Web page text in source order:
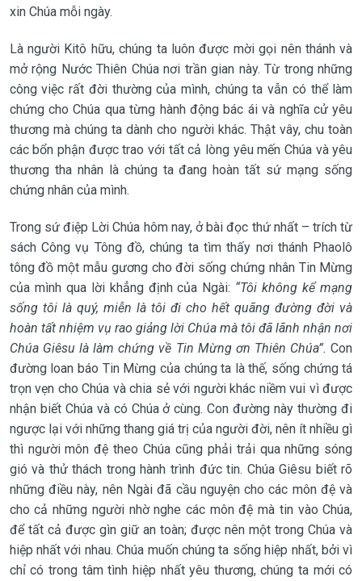
xin Chúa mỗi ngày.
Là người Kitô hữu, chúng ta luôn được mời gọi nên thánh và
mở rộng Nước Thiên Chúa nơi trần gian này. Từ trong những
công việc rất đời thường của mình, chúng ta vẫn có thể làm
chứng cho Chúa qua từng hành động bác ái và nghĩa cử yêu
thương mà chúng ta dành cho người khác. Thật vây, chu toàn
các bổn phận được trao với tất cả lòng yêu mến Chúa và yêu
thương tha nhân là chúng ta đang hoàn tất sứ mạng sống
chứng nhân của mình.
Trong sứ điệp Lời Chúa hôm nay, ở bài đọc thứ nhất – trích từ
sách Công vụ Tông đồ, chúng ta tìm thấy nơi thánh Phaolô
tông đồ một mẫu gương cho đời sống chứng nhân Tin Mừng
của mình qua lời khẳng định của Ngài: “Tôi không kể mạng
sống tôi là quý, miễn là tôi đi cho hết quãng đường đời và
hoàn tất nhiệm vụ rao giảng lời Chúa mà tôi đã lãnh nhận nơi
Chúa Giêsu là làm chứng về Tin Mừng ơn Thiên Chúa”. Con
đường loan báo Tin Mừng của chúng ta là thế, sống chứng tá
trọn vẹn cho Chúa và chia sẻ với người khác niềm vui vì được
nhận biết Chúa và có Chúa ở cùng. Con đường này thường đi
ngược lại với những thang giá trị của người đời, nên ít nhiều gì
thì người môn đệ theo Chúa cũng phải trải qua những sóng
gió và thử thách trong hành trình đức tin. Chúa Giêsu biết rõ
những điều này, nên Ngài đã cầu nguyện cho các môn đệ và
cho cả những người nhờ nghe các môn đệ mà tin vào Chúa,
để tất cả được gìn giữ an toàn; được nên một trong Chúa và
hiệp nhất với nhau. Chúa muốn chúng ta sống hiệp nhất, bởi vì
chỉ có trong tâm tình hiệp nhất yêu thương, chúng ta mới có